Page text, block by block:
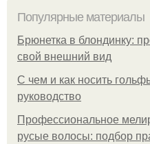
Популярные материалы
Брюнетка в блондинку:
свой внешний вид
С чем и как носить
руководство
Профессиональное
русые волосы: подбор